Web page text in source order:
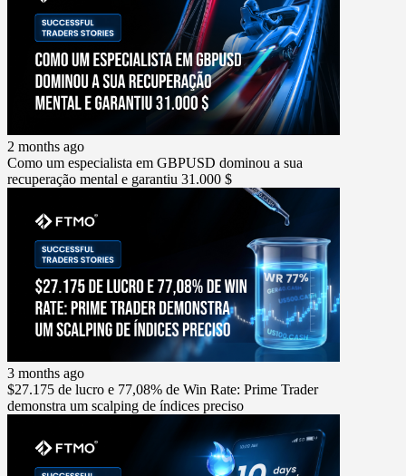
2 months ago
Como um especialista em GBPUSD dominou a sua
recuperação mental e garantiu 31.000 $
3 months ago
$27.175 de lucro e 77,08% de Win Rate: Prime Trader
demonstra um scalping de índices preciso